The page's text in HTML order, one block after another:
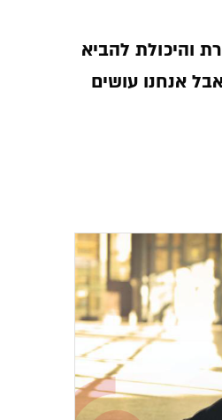
והיכולת להביא
אנחנו עושים